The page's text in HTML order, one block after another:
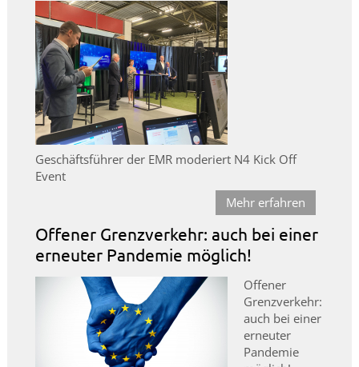
Geschäftsführer der EMR moderiert N4 Kick Off
Event
Mehr erfahren
Offener Grenzverkehr: auch bei einer
erneuter Pandemie möglich!
Offener
Grenzverkehr:
auch bei einer
erneuter
Pandemie